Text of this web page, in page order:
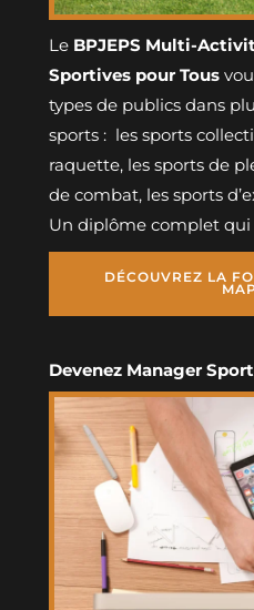
Le BPJEPS Multi-
Sportives pour Tous
types de publics dans
sports : les sports
raquette, les sports de
de combat, les sports
Un diplôme complet qui
DÉCOUVREZ LA
Devenez Manager